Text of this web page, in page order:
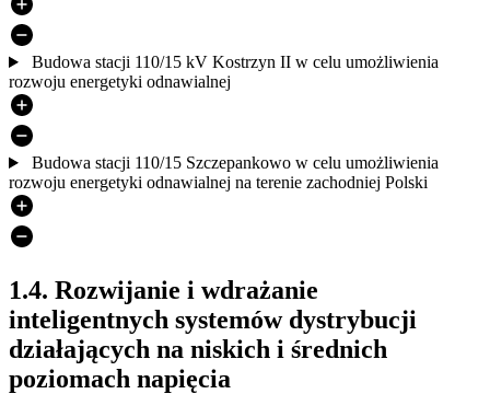
Budowa stacji 110/15 kV Kostrzyn II w celu umożliwienia
rozwoju energetyki odnawialnej
Budowa stacji 110/15 Szczepankowo w celu umożliwienia
rozwoju energetyki odnawialnej na terenie zachodniej Polski
1.4. Rozwijanie i wdrażanie
inteligentnych systemów dystrybucji
działających na niskich i średnich
poziomach napięcia